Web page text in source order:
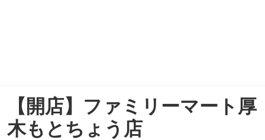
【開店】ファミリーマート厚
木もとちょう店